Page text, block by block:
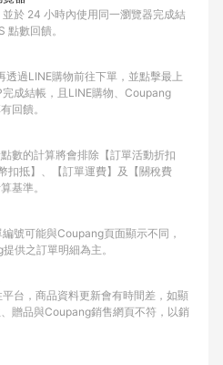
於 24 小時內使用同一瀏覽器完成結
點數回饋。
過LINE購物前往下單，並點擊最上
成結帳，且LINE購物、Coupang
回饋。
數的計算將會排除【訂單活動折扣
扣抵】、【訂單運費】及【關稅費
基準。
號可能與Coupang頁面顯示不同，
供之訂單明細為主。
台，商品資料更新會有時間差，如顯
贈品與Coupang銷售網頁不符，以銷